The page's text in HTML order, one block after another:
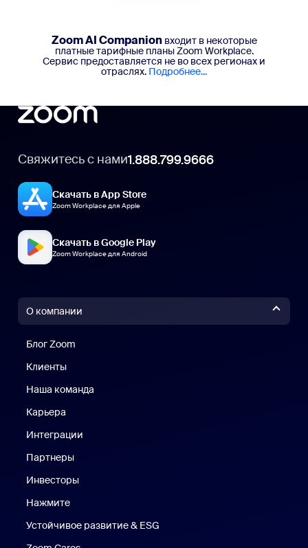
Zoom AI Companionвходит в некоторые
платные тарифные планы Zoom Workplace.
Сервис предоставляется не во всех регионах и
отраслях. Подробнее...
Свяжитесь с нами1.888.799.9666
Скачать в App Store
Zoom Workplace для Apple
Скачать в Google Play
Zoom Workplace для Android
О компании
Блог Zoom
Клиенты
Наша команда
Карьера
Интеграции
Партнеры
Инвесторы
Нажмите
Устойчивое развитие & ESG